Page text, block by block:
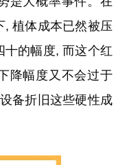
, 植体成本已然被压
十的幅度, 而这个红
降幅度又不会过于
备折旧这些硬性成